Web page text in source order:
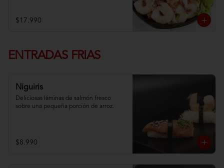
$17.990
ENTRADAS FRIAS
Niguiris
Deliciosas láminas de salmón fresco
sobre una pequeña porción de arroz.
$8.990